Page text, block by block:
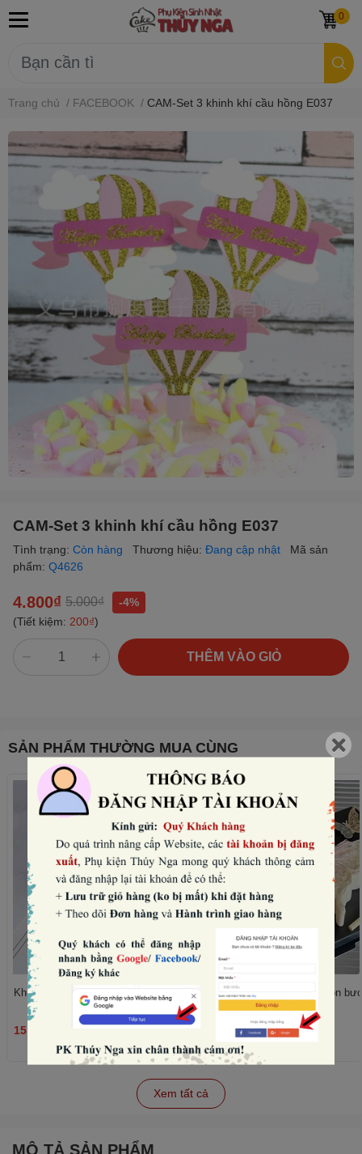
0
Trang chủ / FACEBOOK / CAM-Set 3 khinh khí cầu hồng E037
CAM-Set 3 khinh khí cầu hồng E037
Tình trạng: Còn hàng Thương hiệu: Đang cập nhật
Mã sản
phẩm: Q4626
4.800₫ 5.000₫
-4%
(Tiết kiệm: 200₫)
THÊM VÀO GIỎ
SẢN PHẨM THƯỜNG MUA CÙNG
Khuôn silicon tròn - 8 trái tim to nhỏ.
15.000₫
Khuôn silicon - hình con
75.000₫
Xem tất cả
MÔ TẢ SẢN PHẨM